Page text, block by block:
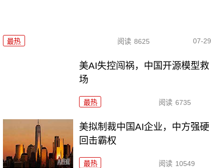
最热 阅读 8625 07-29
美AI失控闯祸，中国开源模型救
场
最热 阅读 6735
美拟制裁中国AI企业，中方强硬
回击霸权
最热 阅读 10549